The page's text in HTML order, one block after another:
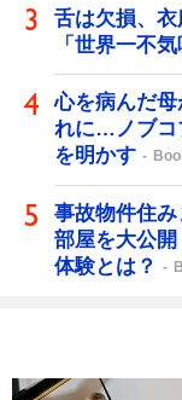
舌は欠損、
「世界一不
心を病んだ
れに…ノブコ
を明かす
事故物件住
部屋を大公
体験とは？